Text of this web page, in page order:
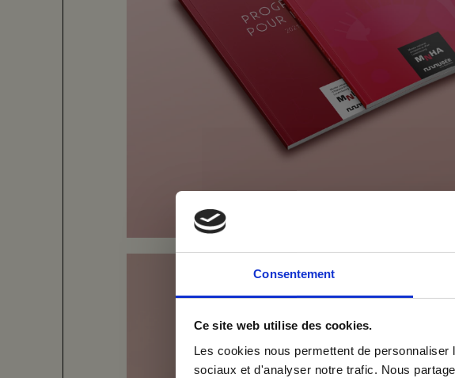
Consentement
Ce site web utilise des cookies.
Les cookies nous permettent de
sociaux et d'analyser notre trafic. Nous
Email